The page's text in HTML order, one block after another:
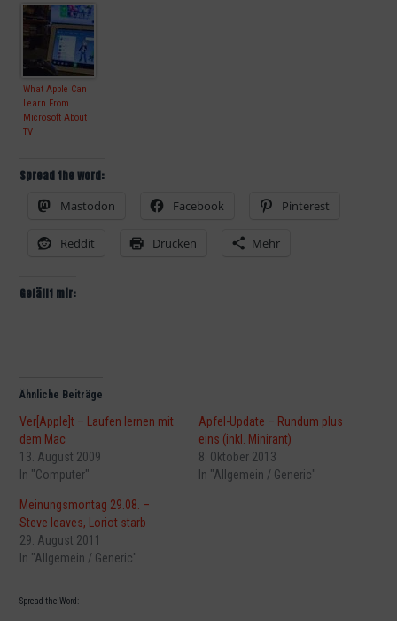
What Apple Can
Learn From
Microsoft About
TV
Spread the word:
Mastodon
Facebook Pinterest
Reddit Drucken Mehr
Gefällt mir:
Ähnliche Beiträge
Ver[Apple]t – Laufen lernen mit
dem Mac
13. August 2009
In "Computer"
Apfel-Update – Rundum plus
eins (inkl. Minirant)
8. Oktober 2013
In "Allgemein / Generic"
Meinungsmontag 29.08. –
Steve leaves, Loriot starb
29. August 2011
In "Allgemein / Generic"
Spread the Word: